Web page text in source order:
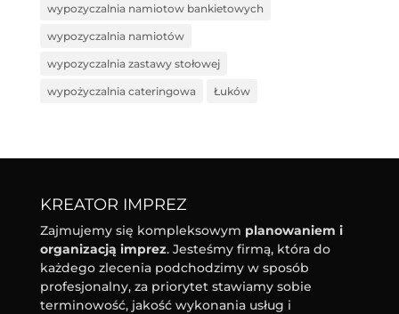
wypozyczalnia namiotow bankietowych
wypozyczalnia namiotów
wypozyczalnia zastawy stołowej
wypożyczalnia cateringowa Łuków
KREATOR IMPREZ
Zajmujemy się kompleksowym planowaniem i
organizacją imprez. Jesteśmy firmą, która do
każdego zlecenia podchodzimy w sposób
profesjonalny, za priorytet stawiamy sobie
terminowość, jakość wykonania usług i